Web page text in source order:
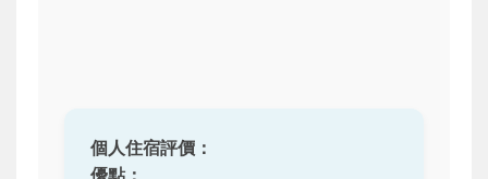
個人住宿評價：
優點：